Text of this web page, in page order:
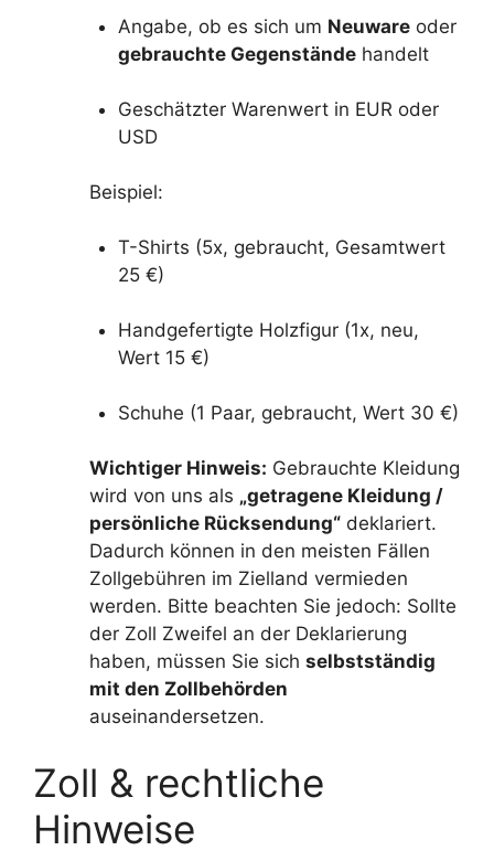
Angabe, ob es sich um Neuwareoder
gebrauchte Gegenständehandelt
Geschätzter Warenwert in EUR oder
USD
Beispiel:
T-Shirts (5x, gebraucht, Gesamtwert
25 €)
Handgefertigte Holzfigur (1x, neu,
Wert 15 €)
Schuhe (1 Paar, gebraucht, Wert 30 €)
Wichtiger Hinweis: Gebrauchte Kleidung
wird von uns als „getragene Kleidung /
persönliche Rücksendung“ deklariert.
Dadurch können in den meisten Fällen
Zollgebühren im Zielland vermieden
werden. Bitte beachten Sie jedoch: Sollte
der Zoll Zweifel an der Deklarierung
haben, müssen Sie sich selbstständig
mit den Zollbehörden
auseinandersetzen.
Zoll & rechtliche
Hinweise